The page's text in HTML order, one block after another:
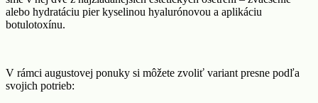
alebo hydratáciu pier kyselinou hyalurónovou a aplikáciu
botulotoxínu.
V rámci augustovej ponuky si môžete zvoliť variant presne podľa
svojich potrieb: